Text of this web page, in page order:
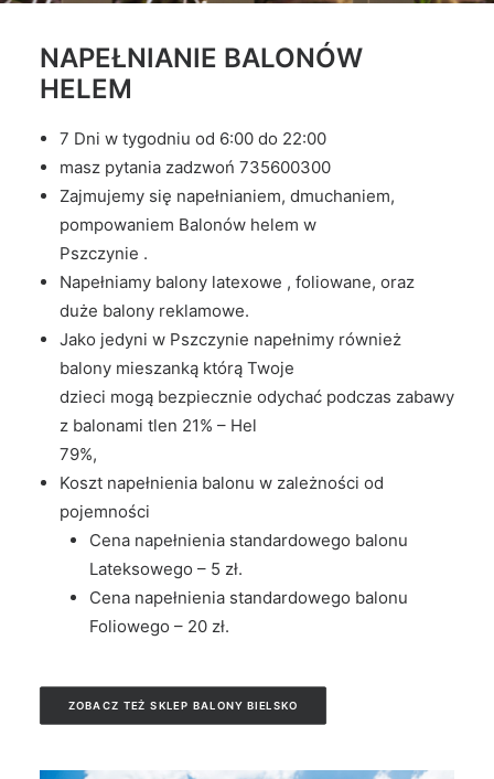
NAPEŁNIANIE BALONÓW
HELEM
7 Dni w tygodniu od 6:00 do 22:00
masz pytania zadzwoń 735600300
Zajmujemy się napełnianiem, dmuchaniem,
pompowaniem Balonów helem w
Pszczynie .
Napełniamy balony latexowe , foliowane, oraz
duże balony reklamowe.
Jako jedyni w Pszczynie napełnimy również
balony mieszanką którą Twoje
dzieci mogą bezpiecznie odychać podczas zabawy
z balonami tlen 21% – Hel
79%,
Koszt napełnienia balonu w zależności od
pojemności
Cena napełnienia standardowego balonu
Lateksowego – 5 zł.
Cena napełnienia standardowego balonu
Foliowego – 20 zł.
ZOBACZ TEŻ SKLEP BALONY BIELSKO